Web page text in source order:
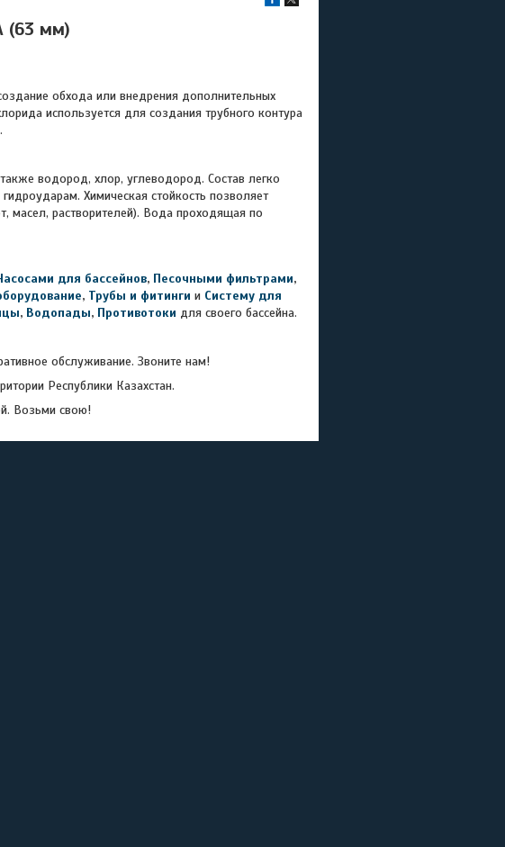
(63 мм)
обхода или внедрения дополнительных
используется для создания трубного контура
водород, хлор, углеводород. Состав легко
Химическая стойкость позволяет
масел, растворителей). Вода проходящая по
для бассейнов, Песочными фильтрами,
, Трубы и фитинги и Систему для
, Водопады, Противотоки для своего бассейна.
обслуживание. Звоните нам!
Республики Казахстан.
Возьми свою!